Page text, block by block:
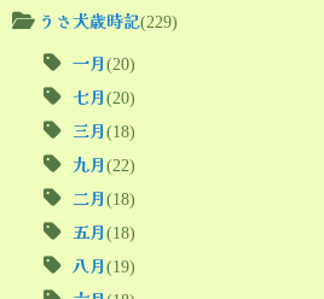
うさ犬歳時記(229)
一月(20)
七月(20)
三月(18)
九月(22)
二月(18)
五月(18)
八月(19)